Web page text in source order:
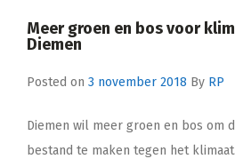
Meer groen en bos voor
Diemen
Posted on 3 november 2018 By RP
Diemen wil meer groen en bos om
bestand te maken tegen het